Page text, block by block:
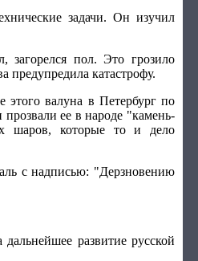
задачи. Он изучил
загорелся пол. Это грозило
предупредила катастрофу.
этого валуна в Петербург по
прозвали ее в народе "камень-
шаров, которые то и дело
с надписью: "Дерзновению
развитие русской